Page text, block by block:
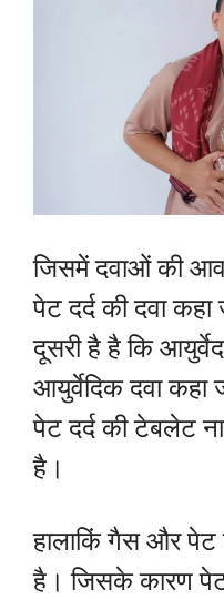
जिसमें दवाओं की
पेट दर्द की दवा
दूसरी है है कि
आयुर्वेदिक दवा कहा
पेट दर्द की टेबलेट
है।
हालाकिं गैस और पेट
है। जिसके कारण पेट